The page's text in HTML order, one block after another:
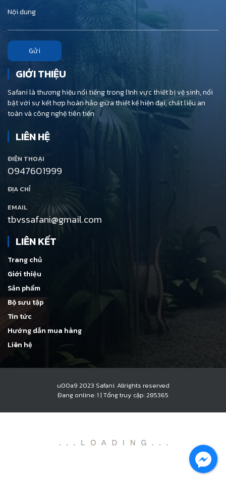
Gửi
GIỚI THIỆU
Safani là thương hiệu nổi tiếng trong lĩnh vực thiết bị vệ sinh, nổi
bật với sự kết hợp hoàn hảo giữa thiết kế hiện đại, chất liệu an
toàn và công nghệ tiên tiến
LIÊN HỆ
ĐIỆN THOẠI
0947601999
ĐỊA CHỈ
EMAIL
tbvssafani@gmail.com
LIÊN KẾT
Trang chủ
Giới thiệu
Sản phẩm
Bộ sưu tập
Tin tức
Hướng dẫn mua hàng
Liên hệ
u00a9 2023 Safani. Allrights reserved
Đang online: 1 | Tổng truy cập: 285365